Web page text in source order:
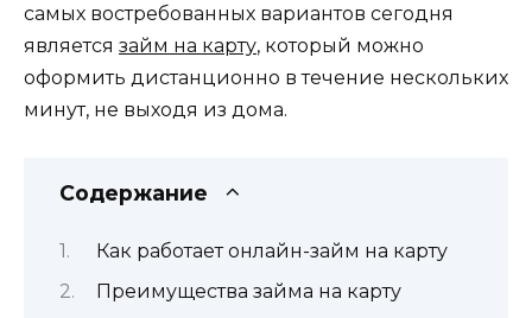
самых востребованных вариантов сегодня
является займ на карту, который можно
оформить дистанционно в течение нескольких
минут, не выходя из дома.
Содержание
Как работает онлайн-займ на карту
Преимущества займа на карту